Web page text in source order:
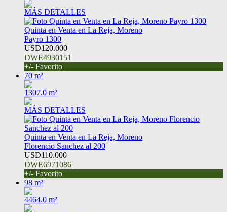
MÁS DETALLES
Quinta en Venta en La Reja, Moreno
Payro 1300
USD120.000
DWE4930151
+/- Favorito
70 m²
1307.0 m²
MÁS DETALLES
Quinta en Venta en La Reja, Moreno
Florencio Sanchez al 200
USD110.000
DWE6971086
+/- Favorito
98 m²
4464.0 m²